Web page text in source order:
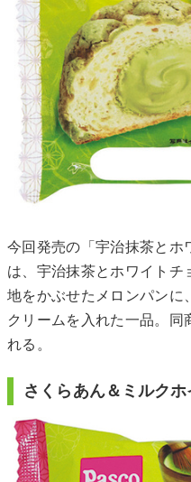
今回発売の「宇治抹茶とホ
は、宇治抹茶とホワイトチ
地をかぶせたメロンパンに
クリームを入れた一品。同
れる。
さくらあん＆ミルク